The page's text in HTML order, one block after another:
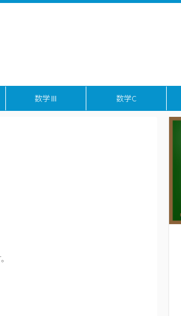
数学Ⅲ 数学C